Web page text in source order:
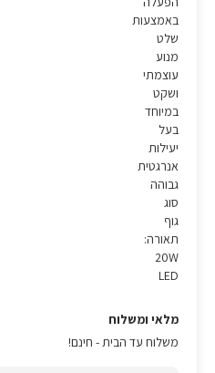
באמצעות
שלט
מנוע
עוצמתי
ושקט
במיוחד
בעל
יעילות
אנרגטית
גבוהה
סוג
גוף
תאורה:
20W
LED
מלאי ומשלוח
משלוח עד הבית - חינם!